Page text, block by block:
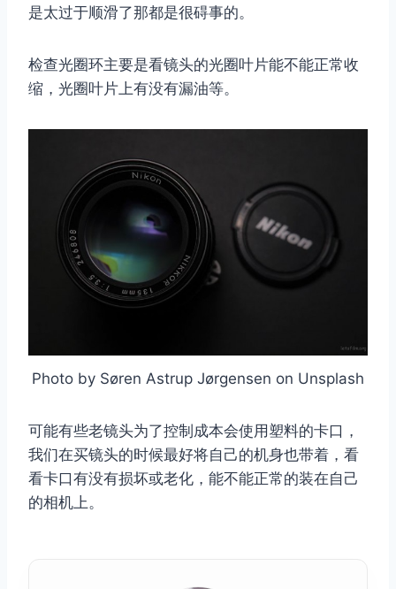
是太过于顺滑了那都是很碍事的。
检查光圈环主要是看镜头的光圈叶片能不能正常收
缩，光圈叶片上有没有漏油等。
Photo by Søren Astrup Jørgensen on Unsplash
可能有些老镜头为了控制成本会使用塑料的卡口，
我们在买镜头的时候最好将自己的机身也带着，看
看卡口有没有损坏或老化，能不能正常的装在自己
的相机上。